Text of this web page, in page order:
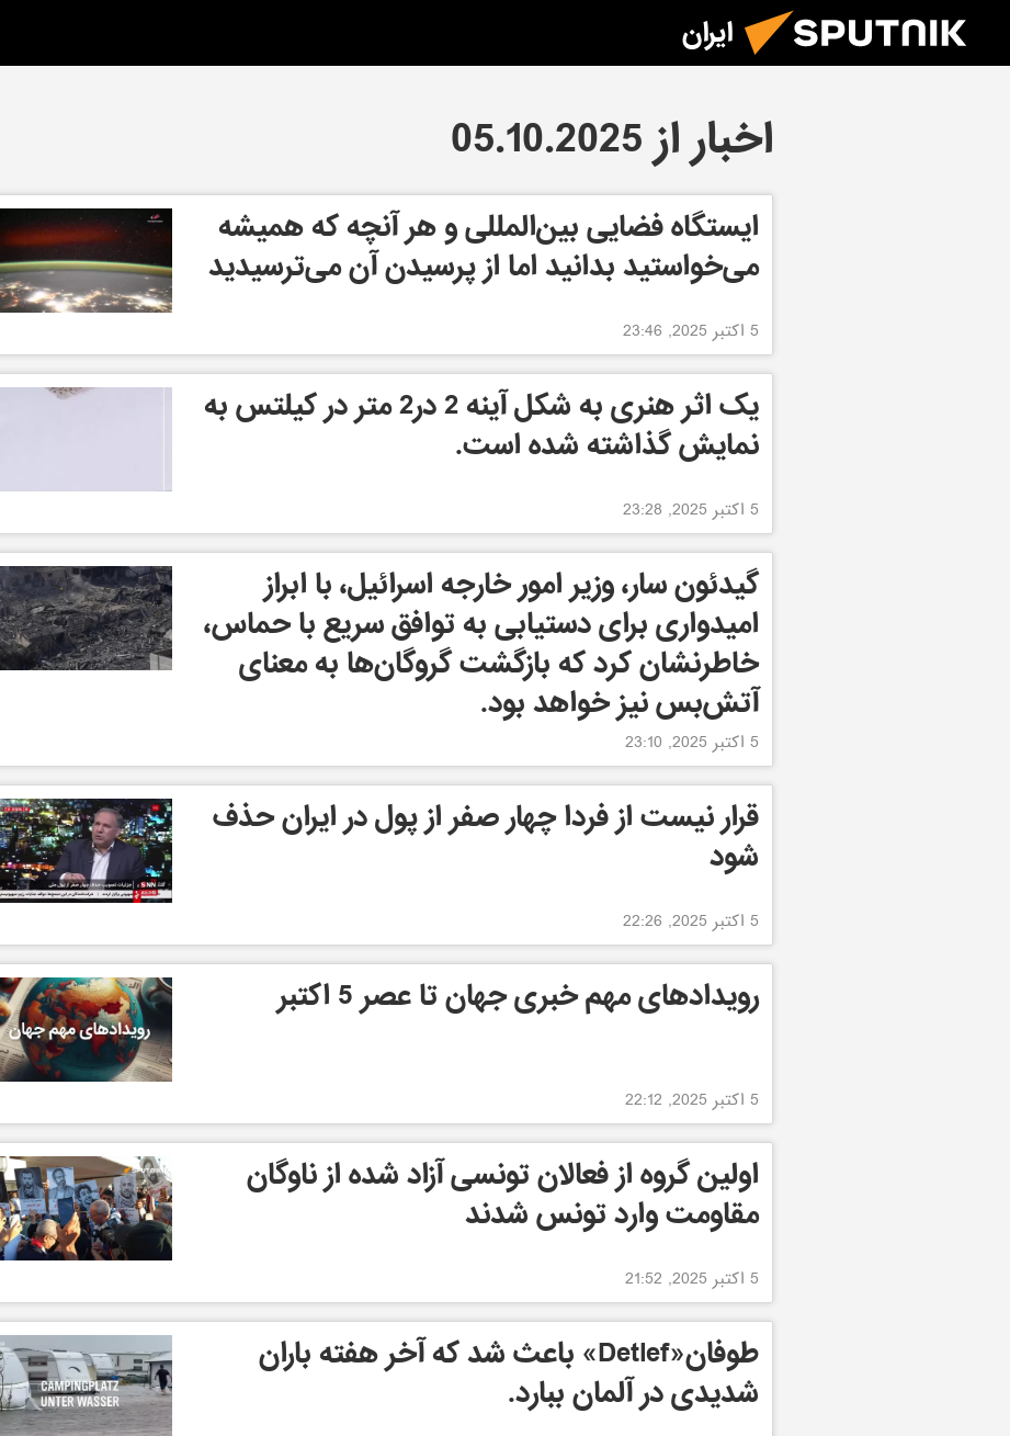
ایران
اخبار از 05.10.2025
ایستگاه فضایی بین‌المللی و هر آنچه که همیشه
می‌خواستید بدانید اما از پرسیدن آن می‌ترسیدید
5 اکتبر 2025, 23:46
یک اثر هنری به شکل آینه 2 در2 متر در کیلتس به
نمایش گذاشته شده است.
5 اکتبر 2025, 23:28
گیدئون سار، وزیر امور خارجه اسرائیل، با ابراز
امیدواری برای دستیابی به توافق سریع با حماس،
خاطرنشان کرد که بازگشت گروگان‌ها به معنای
آتش‌بس نیز خواهد بود.
5 اکتبر 2025, 23:10
قرار نیست از فردا چهار صفر از پول در ایران حذف
شود
5 اکتبر 2025, 22:26
رویدادهای مهم خبری جهان تا عصر 5 اکتبر
5 اکتبر 2025, 22:12
اولین گروه از فعالان تونسی آزاد شده از ناوگان
مقاومت وارد تونس شدند
5 اکتبر 2025, 21:52
طوفان«Detlef» باعث شد که آخر هفته باران
شدیدی در آلمان ببارد.